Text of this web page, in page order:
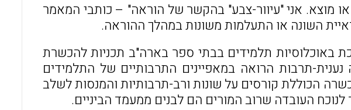
מוצא. אני "עיוור-צבע" בהקשר של הוראה" – כותבי המאמר
השונה או התעלמות משונות במהלך ההוראה.
באוכלוסיות תלמידים בבתי ספר בארה"ב תכניות להכשרת
תרבות הרואה במאפיינים התרבותיים של התלמידים
הכוללת קורסים על שונות ורב-תרבותיות והמנסות לשלב
העובדה שרוב המורים הם לבנים ממעמד הביניים.